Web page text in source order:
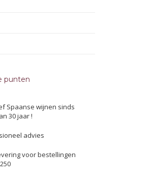
punten
Spaanse wijnen sinds
30 jaar !
advies
voor bestellingen